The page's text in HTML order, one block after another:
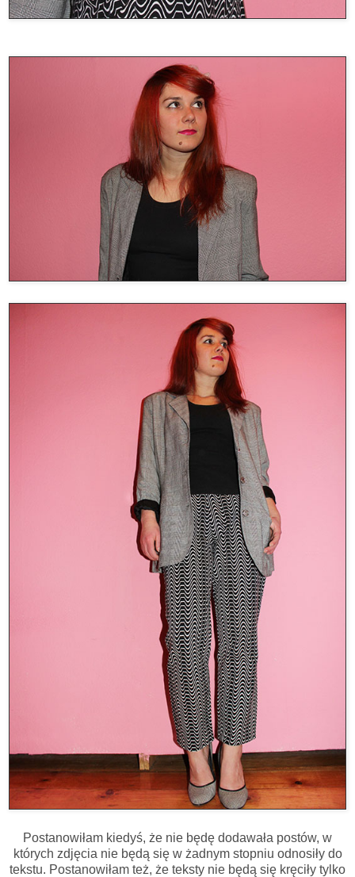
Postanowiłam kiedyś, że nie będę dodawała postów, w
których zdjęcia nie będą się w żadnym stopniu odnosiły do
tekstu. Postanowiłam też, że teksty nie będą się kręciły tylko